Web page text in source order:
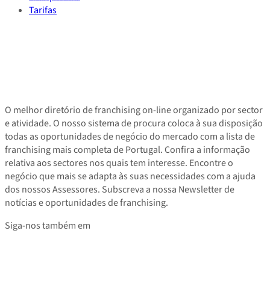
Tarifas
O melhor diretório de franchising on-line organizado por sector
e atividade. O nosso sistema de procura coloca à sua disposição
todas as oportunidades de negócio do mercado com a lista de
franchising mais completa de Portugal. Confira a informação
relativa aos sectores nos quais tem interesse. Encontre o
negócio que mais se adapta às suas necessidades com a ajuda
dos nossos Assessores. Subscreva a nossa Newsletter de
notícias e oportunidades de franchising.
Siga-nos também em